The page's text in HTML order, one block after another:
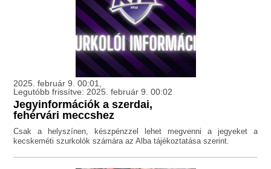
2025. február 9. 00:01,
Legutóbb frissítve: 2025. február 9. 00:02
Jegyinformációk a szerdai,
fehérvári meccshez
Csak a helyszínen, készpénzzel lehet megvenni a jegyeket a
kecskeméti szurkolók számára az Alba tájékoztatása szerint.